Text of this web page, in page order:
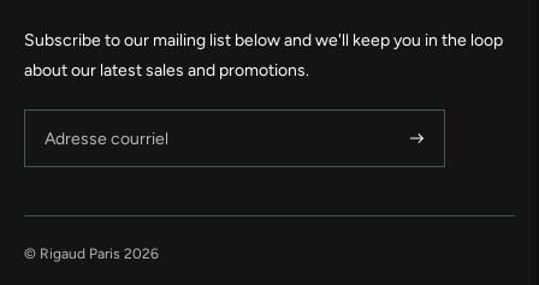
Subscribe to our mailing list below and we'll keep you in the loop
about our latest sales and promotions.
© Rigaud Paris 2026